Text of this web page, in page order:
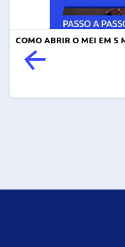
COMO ABRIR O MEI EM 5